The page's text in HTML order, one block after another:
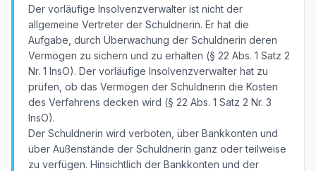
Der vorläufige Insolvenzverwalter ist nicht der
allgemeine Vertreter der Schuldnerin. Er hat die
Aufgabe, durch Überwachung der Schuldnerin deren
Vermögen zu sichern und zu erhalten (§ 22 Abs. 1 Satz 2
Nr. 1 InsO). Der vorläufige Insolvenzverwalter hat zu
prüfen, ob das Vermögen der Schuldnerin die Kosten
des Verfahrens decken wird (§ 22 Abs. 1 Satz 2 Nr. 3
InsO).
Der Schuldnerin wird verboten, über Bankkonten und
über Außenstände der Schuldnerin ganz oder teilweise
zu verfügen. Hinsichtlich der Bankkonten und der